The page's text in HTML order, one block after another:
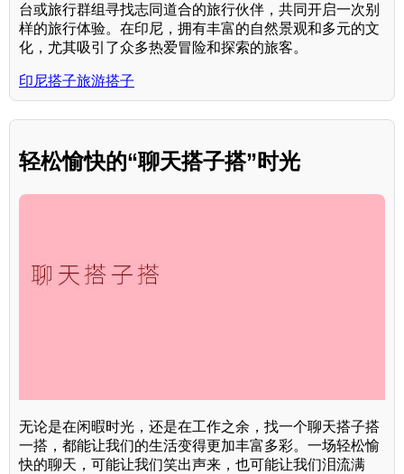
台或旅行群组寻找志同道合的旅行伙伴，共同开启一次别
样的旅行体验。在印尼，拥有丰富的自然景观和多元的文
化，尤其吸引了众多热爱冒险和探索的旅客。
印尼搭子旅游搭子
轻松愉快的“聊天搭子搭”时光
无论是在闲暇时光，还是在工作之余，找一个聊天搭子搭
一搭，都能让我们的生活变得更加丰富多彩。一场轻松愉
快的聊天，可能让我们笑出声来，也可能让我们泪流满